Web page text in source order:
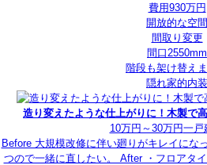
費用930万円
開放的な空間
間取り変更
間口2550mm
階段も架け替え
隠れ家的内装
造り変えたような仕上がりに！木製で
10万円～30万円一戸
Before 大規模改修に伴い廻りがキレイにな
つので一緒に直したい。 After ・フロアタ